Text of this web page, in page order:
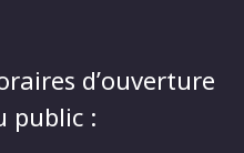
d’ouverture
public :